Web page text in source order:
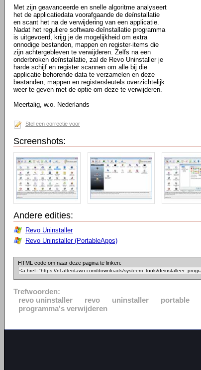
Met zijn geavanceerde en snelle algoritme analyseert
het de applicatiedata voorafgaande de deïnstallatie
en scant het na de verwijdering van een applicatie.
Nadat het reguliere software-deïnstallatie programma
is uitgevoerd, krijg je de mogelijkheid om extra
onnodige bestanden, mappen en register-items die
zijn achtergebleven te verwijderen. Zelfs na een
onderbroken deïnstallatie, zal de Revo Uninstaller je
harde schijf en register scannen om alle bij die
applicatie behorende data te verzamelen en deze
bestanden, mappen en registersleutels overzichtelijk
weer te geven met de optie om deze te verwijderen.
Meertalig, w.o. Nederlands
Stel een correctie voor
Screenshots:
Andere edities:
Revo Uninstaller
Revo Uninstaller (PortableApps)
HTML code om naar deze pagina te linken:
Trefwoorden:
revo uninstaller
revo uninstaller portable
programma's verwijderen